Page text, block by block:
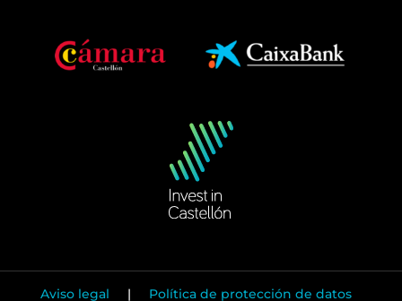
Aviso legal | Política de protección de datos